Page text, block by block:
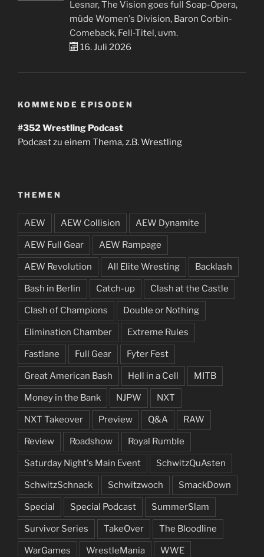
Lesnar, The Vision goes full Soap-Opera,
müde Women's Division, Baron Corbin-
Comeback, Fell-Titel, uvm.
16. Juli 2026
KOMMENDE EPISODEN
#352Wrestling Podcast
Podcast zu einem Thema, z.B. Wrestling
THEMEN
AEW AEW Collision AEW Dynamite
AEW Full Gear AEW Rampage
AEW Revolution All Elite Wresting Backlash
Bash in Berlin Catch-up Clash at the Castle
Clash of Champions Double or Nothing
Elimination Chamber Extreme Rules
Fastlane Full Gear Fyter Fest
Great American Bash Hell in a Cell MITB
Money in the Bank NJPW NXT
NXT Takeover Preview Q&A RAW
Review Roadshow Royal Rumble
Saturday Night's Main Event SchwitzQuAsten
SchwitzSchnack Schwitzwoch SmackDown
Special Special Podcast SummerSlam
Survivor Series TakeOver The Bloodline
WarGames WrestleMania WWE